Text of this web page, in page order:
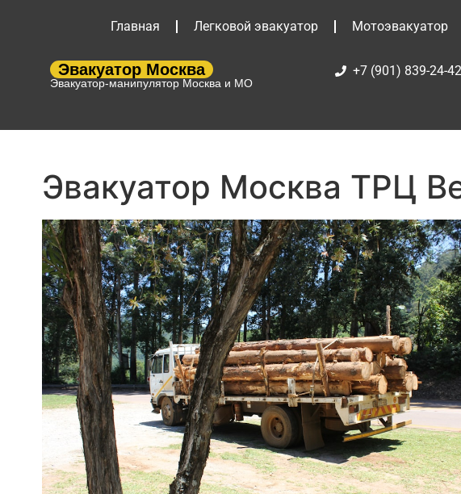
Главная Легковой эвакуатор Мотоэвакуатор
Эвакуатор Москва
Эвакуатор-манипулятор Москва и МО
+7 (901) 839-24-42
Эвакуатор Москва ТРЦ